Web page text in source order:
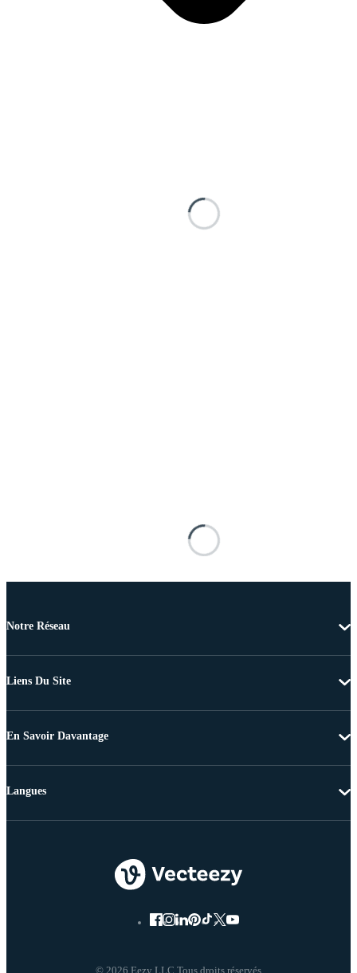
Notre Réseau
Liens Du Site
En Savoir Davantage
© 2026 Eezy LLC Tous droits réservés
Langues